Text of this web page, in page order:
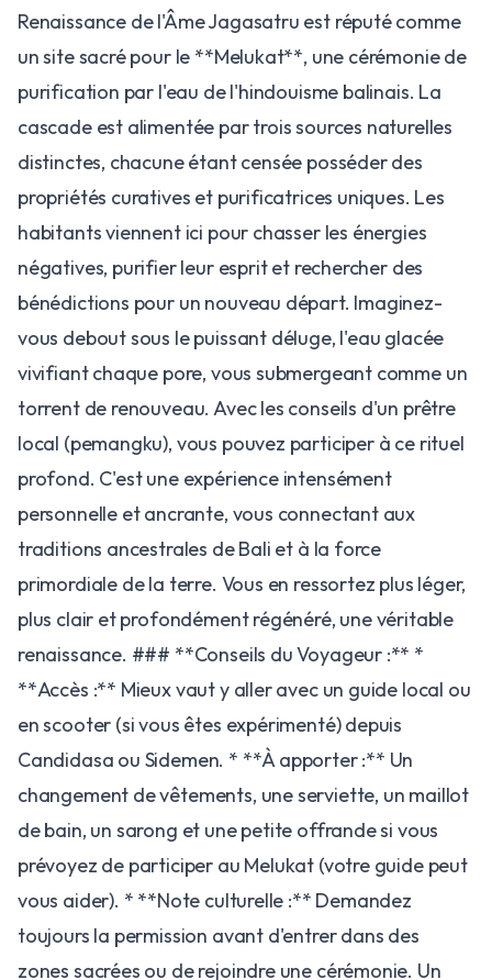
Renaissance de l'Âme Jagasatru est réputé comme
un site sacré pour le **Melukat**, une cérémonie de
purification par l'eau de l'hindouisme balinais. La
cascade est alimentée par trois sources naturelles
distinctes, chacune étant censée posséder des
propriétés curatives et purificatrices uniques. Les
habitants viennent ici pour chasser les énergies
négatives, purifier leur esprit et rechercher des
bénédictions pour un nouveau départ. Imaginez-
vous debout sous le puissant déluge, l'eau glacée
vivifiant chaque pore, vous submergeant comme un
torrent de renouveau. Avec les conseils d'un prêtre
local (pemangku), vous pouvez participer à ce rituel
profond. C'est une expérience intensément
personnelle et ancrante, vous connectant aux
traditions ancestrales de Bali et à la force
primordiale de la terre. Vous en ressortez plus léger,
plus clair et profondément régénéré, une véritable
renaissance. ### **Conseils du Voyageur :** *
**Accès :** Mieux vaut y aller avec un guide local ou
en scooter (si vous êtes expérimenté) depuis
Candidasa ou Sidemen. * **À apporter :** Un
changement de vêtements, une serviette, un maillot
de bain, un sarong et une petite offrande si vous
prévoyez de participer au Melukat (votre guide peut
vous aider). * **Note culturelle :** Demandez
toujours la permission avant d'entrer dans des
zones sacrées ou de rejoindre une cérémonie. Un